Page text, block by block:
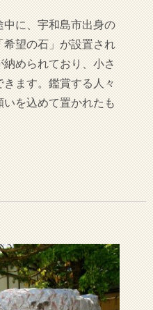
に、宇和島市出身の
望の石」が設置され
められており、小さ
ます。鑑賞する人々
を込めて置かれたも